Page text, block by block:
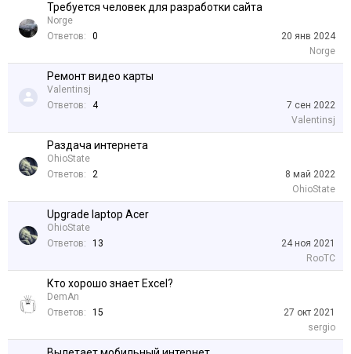
Требуется человек для разработки сайта
Norge
Ответов:
0
20 янв 2024
Norge
Ремонт видео карты
Valentinsj
Ответов:
4
7 сен 2022
Valentinsj
Раздача интернета
OhioState
Ответов:
2
8 май 2022
OhioState
Upgrade laptop Acer
OhioState
Ответов:
13
24 ноя 2021
RooTC
Кто хорошо знает Excel?
DemAn
Ответов:
15
27 окт 2021
sergio